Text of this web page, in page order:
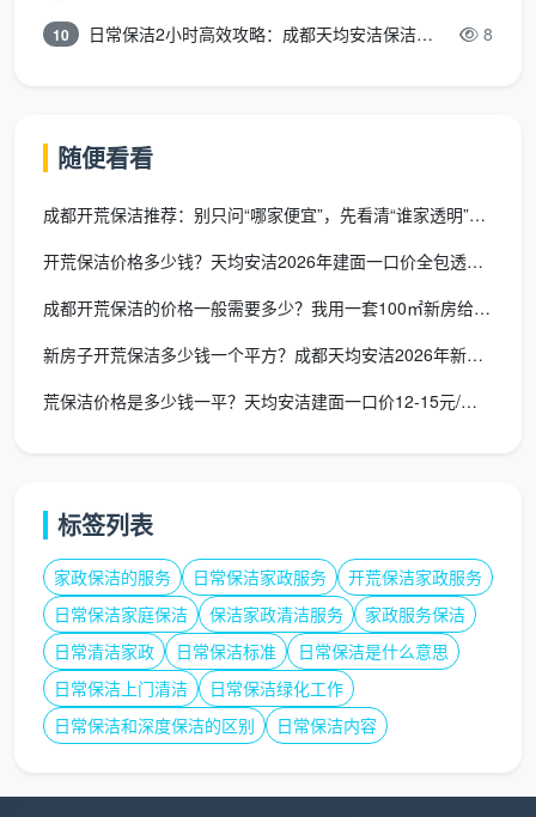
今天来给你开荒，没有统一培训，质量全靠运气。
成都天均安洁保洁全部为自有固定团队，2-3人一
组，标准分工。一位负责玻璃系统、柜体内部和灯具风
价格差异中合理的一部分——它买的是质量的确定性，
敢把承诺写进合同
最后一条开荒保洁价格差异原因，藏在你签完合同
之后。开荒保洁做完后几天，极少数区域可能出现轻微
返灰，这是正常的“沉降返尘”现象。
游击队模式：做完拿钱就走，几天后发现问题，电话
已经打不通了。
返污免费返工，敢把这条写进合同。
10 日常保洁2小时高效攻略：成都天均安洁保洁专业时间管理方案 8
随便看看
成都开荒保洁推荐：别只问“哪家便宜”，先看清“谁家透明”再决
开荒保洁价格多少钱？天均安洁2026年建面一口价全包透明报价
成都开荒保洁的价格一般需要多少？我用一套100㎡新房给你算了
新房子开荒保洁多少钱一个平方？成都天均安洁2026年新居价目
荒保洁价格是多少钱一平？天均安洁建面一口价12-15元/㎡全
标签列表
家政保洁的服务 日常保洁家政服务
开荒保洁家政服务
日常保洁家庭保洁
保洁家政清洁服务
家政服务保洁
日常清洁家政
日常保洁标准
日常保洁是什么意思
日常保洁上门清洁
日常保洁绿化工作
日常保洁和深度保洁的区别
日常保洁内容